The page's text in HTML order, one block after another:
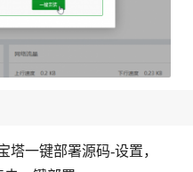
塔一键部署源码-设置，